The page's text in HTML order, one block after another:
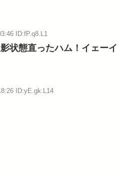
ID:fP.q8.L1
状態直ったハム！イェーイ
ID:yE.gk.L14